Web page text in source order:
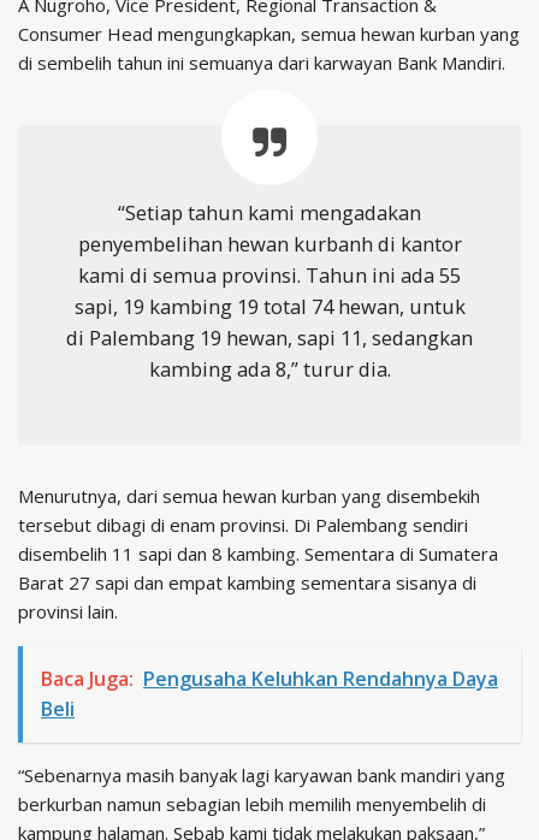
A Nugroho, Vice President, Regional Transaction &
Consumer Head mengungkapkan, semua hewan kurban yang
di sembelih tahun ini semuanya dari karwayan Bank Mandiri.
“Setiap tahun kami mengadakan
penyembelihan hewan kurbanh di kantor
kami di semua provinsi. Tahun ini ada 55
sapi, 19 kambing 19 total 74 hewan, untuk
di Palembang 19 hewan, sapi 11, sedangkan
kambing ada 8,” turur dia.
Menurutnya, dari semua hewan kurban yang disembekih
tersebut dibagi di enam provinsi. Di Palembang sendiri
disembelih 11 sapi dan 8 kambing. Sementara di Sumatera
Barat 27 sapi dan empat kambing sementara sisanya di
provinsi lain.
Baca Juga: Pengusaha Keluhkan Rendahnya Daya
Beli
“Sebenarnya masih banyak lagi karyawan bank mandiri yang
berkurban namun sebagian lebih memilih menyembelih di
kampung halaman. Sebab kami tidak melakukan paksaan,”